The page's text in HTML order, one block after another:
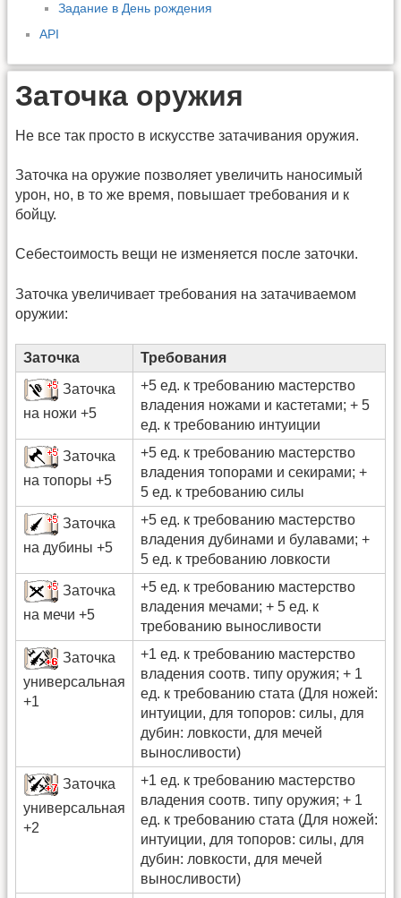
Задание в День рождения
API
Заточка оружия
Не все так просто в искусстве затачивания оружия.
Заточка на оружие позволяет увеличить наносимый
урон, но, в то же время, повышает требования и к
бойцу.
Себестоимость вещи не изменяется после заточки.
Заточка увеличивает требования на затачиваемом
оружии:
Заточка Требования
Заточка
на ножи +5
+5 ед. к требованию мастерство
владения ножами и кастетами; + 5
ед. к требованию интуиции
Заточка
на топоры +5
+5 ед. к требованию мастерство
владения топорами и секирами; +
5 ед. к требованию силы
Заточка
на дубины +5
+5 ед. к требованию мастерство
владения дубинами и булавами; +
5 ед. к требованию ловкости
Заточка
на мечи +5
+5 ед. к требованию мастерство
владения мечами; + 5 ед. к
требованию выносливости
Заточка
универсальная
+1
+1 ед. к требованию мастерство
владения соотв. типу оружия; + 1
ед. к требованию стата (Для ножей:
интуиции, для топоров: силы, для
дубин: ловкости, для мечей
выносливости)
Заточка
универсальная
+2
+1 ед. к требованию мастерство
владения соотв. типу оружия; + 1
ед. к требованию стата (Для ножей:
интуиции, для топоров: силы, для
дубин: ловкости, для мечей
выносливости)